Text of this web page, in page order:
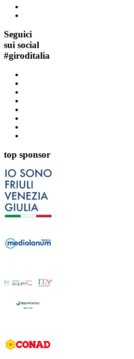
Seguici
sui social
#giroditalia
top sponsor